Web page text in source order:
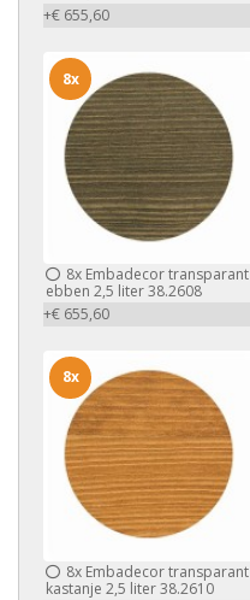
+€ 655,60
8x Embadecor transparant
ebben 2,5 liter 38.2608
+€ 655,60
8x
8x Embadecor transparant
kastanje 2,5 liter 38.2610
8x